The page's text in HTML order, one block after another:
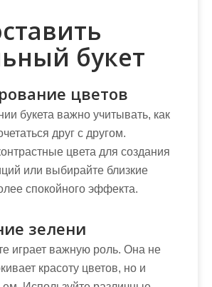
букет
цветов
букета важно учитывать, как
друг с другом.
цвета для создания
или выбирайте близкие
спокойного эффекта.
зелени
играет важную роль. Она не
красоту цветов, но и